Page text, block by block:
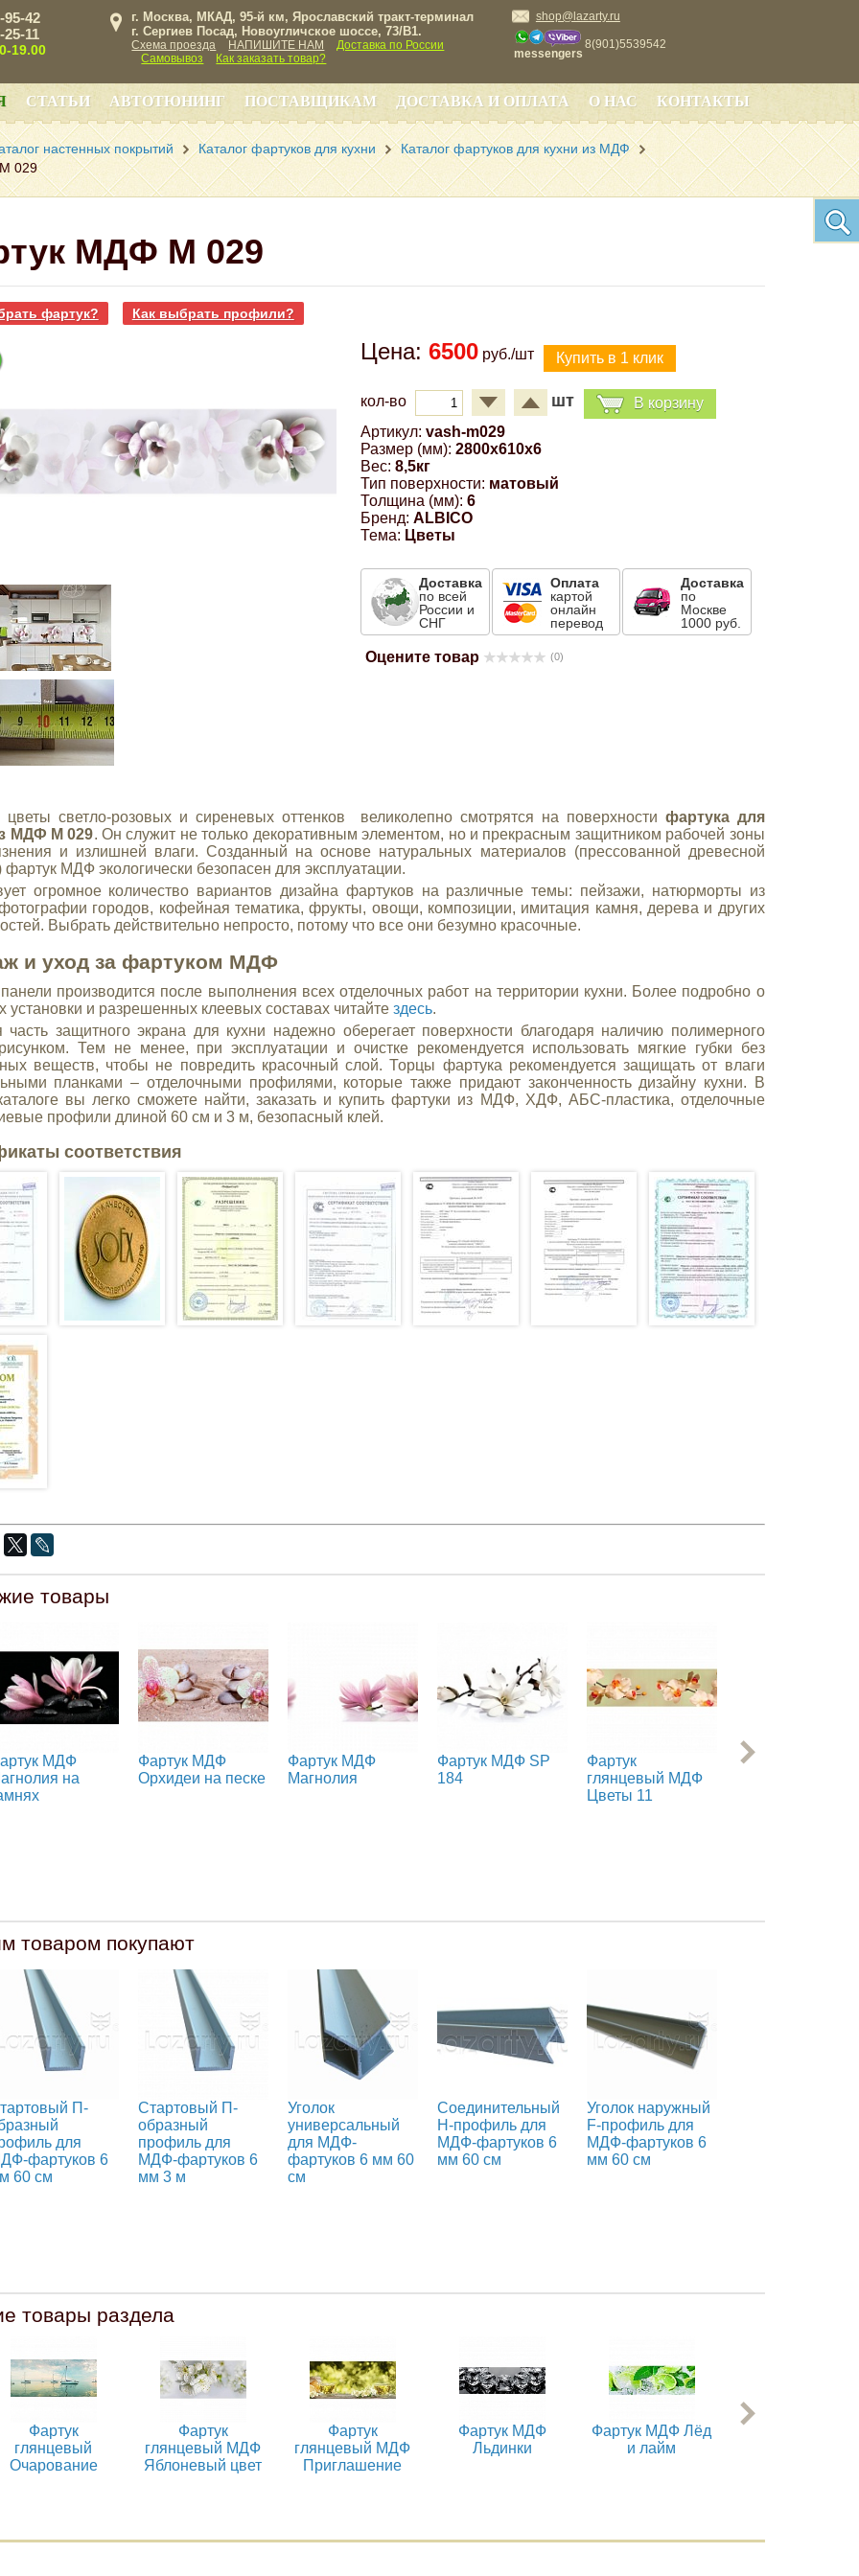
95-42
25-11
19.00
г. Москва, МКАД, 95-й км, Ярославский тракт-терминал
г. Сергиев Посад, Новоугличское шоссе, 73/B1.
Схема проезда НАПИШИТЕ НАМ
Доставка по России
Самовывоз
Как заказать товар?
shop@lazarty.ru
messengers
8(901)5539542
СТАТЬИ АВТОТЮНИНГ ПОСТАВЩИКАМ ДОСТАВКА И ОПЛАТА О НАС КОНТАКТЫ
настенных покрытий Каталог фартуков для кухни
Каталог фартуков для кухни из МДФ
029
МДФ M 029
фартук? Как выбрать профили?
Цена:6500 руб./шт
кол-во шт
В корзину
Артикул: vash-m029
Размер (мм): 2800x610x6
Вес: 8,5кг
Тип поверхности: матовый
Толщина (мм): 6
Бренд: ALBICO
Тема: Цветы
Доставка
по всей
России и
СНГ
Оплата
картой
онлайн
перевод
Доставка
по
Москве
1000 руб.
Оцените товар (0)
светло-розовых и сиреневых оттенков великолепно смотрятся на поверхности фартука для
МДФ M 029. Он служит не только декоративным элементом, но и прекрасным защитником рабочей зоны
и излишней влаги. Созданный на основе натуральных материалов (прессованной древесной
фартук МДФ экологически безопасен для эксплуатации.
огромное количество вариантов дизайна фартуков на различные темы: пейзажи, натюрморты из
городов, кофейная тематика, фрукты, овощи, композиции, имитация камня, дерева и других
Выбрать действительно непросто, потому что все они безумно красочные.
и уход за фартуком МДФ
производится после выполнения всех отделочных работ на территории кухни. Более подробно о
установки и разрешенных клеевых составах читайте здесь.
часть защитного экрана для кухни надежно оберегает поверхности благодаря наличию полимерного
Тем не менее, при эксплуатации и очистке рекомендуется использовать мягкие губки без
веществ, чтобы не повредить красочный слой. Торцы фартука рекомендуется защищать от влаги
планками – отделочными профилями, которые также придают законченность дизайну кухни. В
вы легко сможете найти, заказать и купить фартуки из МДФ, ХДФ, АБС-пластика, отделочные
профили длиной 60 см и 3 м, безопасный клей.
соответствия
товары
МДФ
на
Фартук МДФ
Орхидеи на песке
Фартук МДФ
Магнолия
Фартук МДФ SP
184
Фартук
глянцевый МДФ
Цветы 11
Фартук МДФ
товаром покупают
П-
для
фартуков 6
60 см
Стартовый П-
образный
профиль для
МДФ-фартуков 6
мм 3 м
Уголок
универсальный
для МДФ-
фартуков 6 мм 60
см
Соединительный
Н-профиль для
МДФ-фартуков 6
мм 60 см
Уголок наружный
F-профиль для
МДФ-фартуков 6
мм 60 см
товары раздела
Фартук
глянцевый
Очарование
Фартук
глянцевый МДФ
Яблоневый цвет
Фартук
глянцевый МДФ
Приглашение
Фартук МДФ
Льдинки
Фартук МДФ Лёд
и лайм